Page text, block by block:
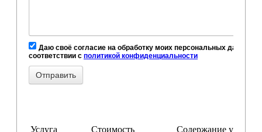
Даю своё согласие на обработку моих персональных данных, в
соответствии с политикой конфиденциальности
Услуга Стоимость Содержание услуги